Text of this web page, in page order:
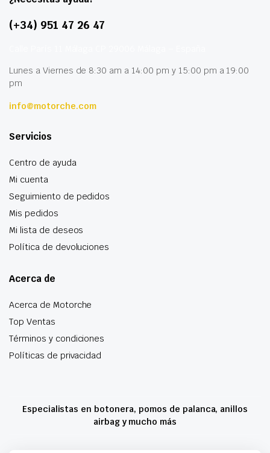
(+34) 951 47 26 47
Lunes a Viernes de 8:30 am a 14:00 pm y 15:00 pm a 19:00
pm
info@motorche.com
Servicios
Centro de ayuda
Mi cuenta
Seguimiento de pedidos
Mis pedidos
Mi lista de deseos
Política de devoluciones
Acerca de
Acerca de Motorche
Top Ventas
Términos y condiciones
Políticas de privacidad
Especialistas en botonera, pomos de palanca, anillos
airbag y mucho más